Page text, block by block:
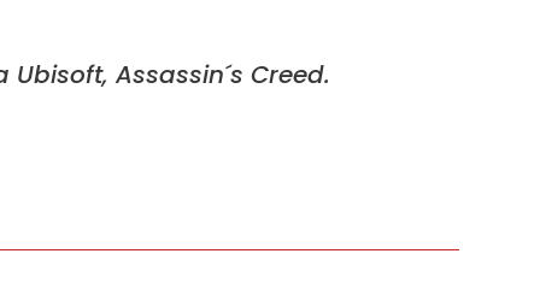
Assassin´s Creed.